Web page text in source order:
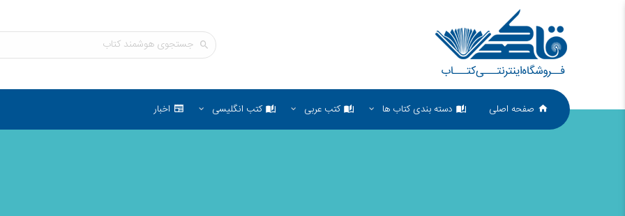
صفحه اصلی دسته بندی کتاب ها کتب عربی کتب انگلیسی اخبار